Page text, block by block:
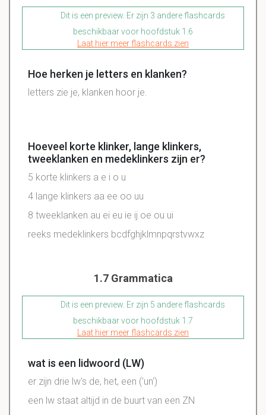
Dit is een preview. Er zijn 3 andere flashcards
beschikbaar voor hoofdstuk 1.6
Laat hier meer flashcards zien
Hoe herken je letters en klanken?
letters zie je, klanken hoor je.
Hoeveel korte klinker, lange klinkers,
tweeklanken en medeklinkers zijn er?
5 korte klinkers a e i o u
4 lange klinkers aa ee oo uu
8 tweeklanken au ei eu ie ij oe ou ui
reeks medeklinkers bcdfghjklmnpqrstvwxz
1.7 Grammatica
Dit is een preview. Er zijn 5 andere flashcards
beschikbaar voor hoofdstuk 1.7
Laat hier meer flashcards zien
wat is een lidwoord (LW)
er zijn drie lw's de, het, een ('un')
een lw staat altijd in de buurt van een ZN